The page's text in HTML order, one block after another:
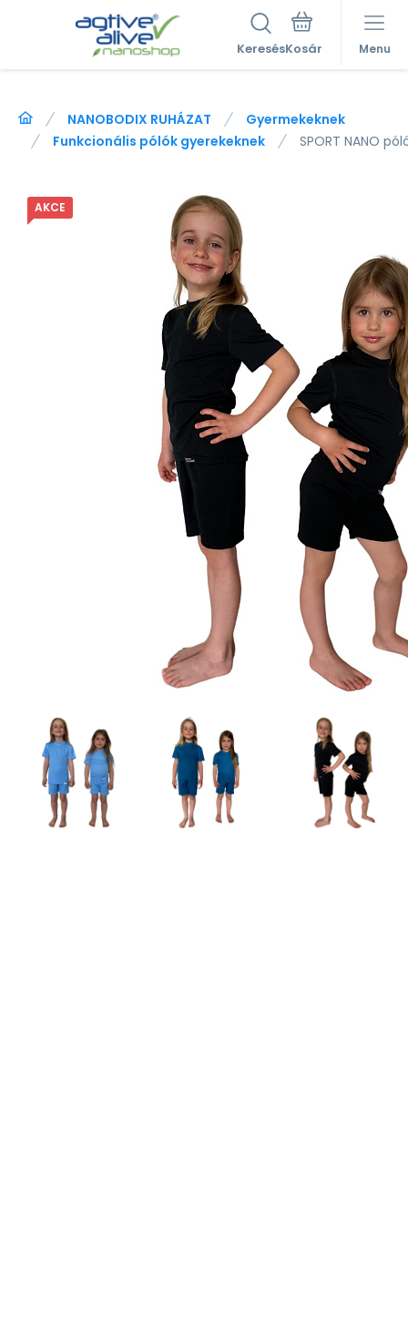
Keresés Menu
NANOBODIX RUHÁZAT
Gyermekeknek
Funkcionális pólók gyerekeknek
SPORT NANO
AKCE